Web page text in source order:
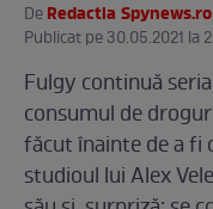
DeRedactia Spynews.ro
Publicat pe 30.05.2021 la
Fulgy continuă
consumul de
făcut înainte de a fi
studioul lui Alex